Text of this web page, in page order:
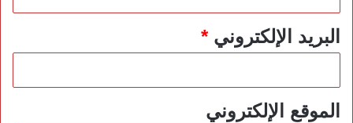
البريد الإلكتروني*
الموقع الإلكتروني